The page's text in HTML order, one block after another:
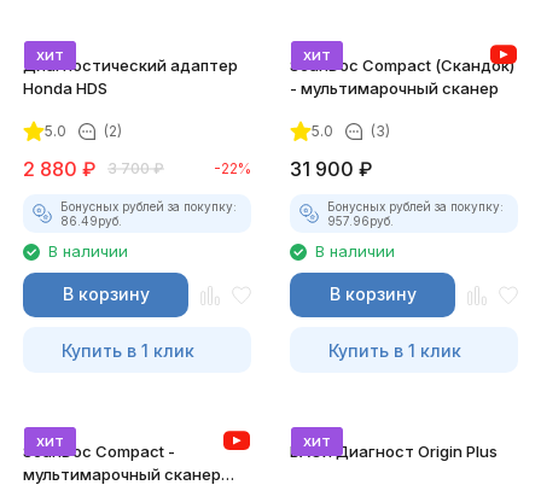
хит
Диагностический адаптер
Honda HDS
5.0 (2)
2 880 ₽ 3 700 ₽ -22%
Бонусных рублей за покупку:
86.49руб.
В наличии
В корзину
Купить в 1 клик
хит
ScanDoc Compact (Скандок)
- мультимарочный сканер
5.0 (3)
31 900 ₽
Бонусных рублей за покупку:
957.96руб.
В наличии
В корзину
Купить в 1 клик
хит
ScanDoc Compact -
мультимарочный сканер
хит
ВАСЯ Диагност Origin Plus